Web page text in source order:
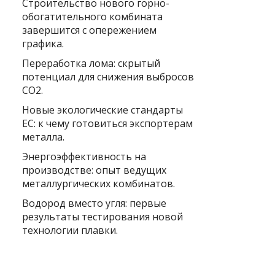
Строительство нового горно-
обогатительного комбината
завершится с опережением
графика.
Переработка лома: скрытый
потенциал для снижения выбросов
CO2.
Новые экологические стандарты
ЕС: к чему готовиться экспортерам
металла.
Энергоэффективность на
производстве: опыт ведущих
металлургических комбинатов.
Водород вместо угля: первые
результаты тестирования новой
технологии плавки.